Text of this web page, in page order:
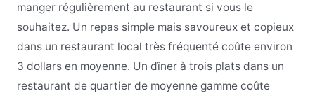
manger régulièrement au restaurant si vous le
souhaitez. Un repas simple mais savoureux et copieux
dans un restaurant local très fréquenté coûte environ
3 dollars en moyenne. Un dîner à trois plats dans un
restaurant de quartier de moyenne gamme coûte